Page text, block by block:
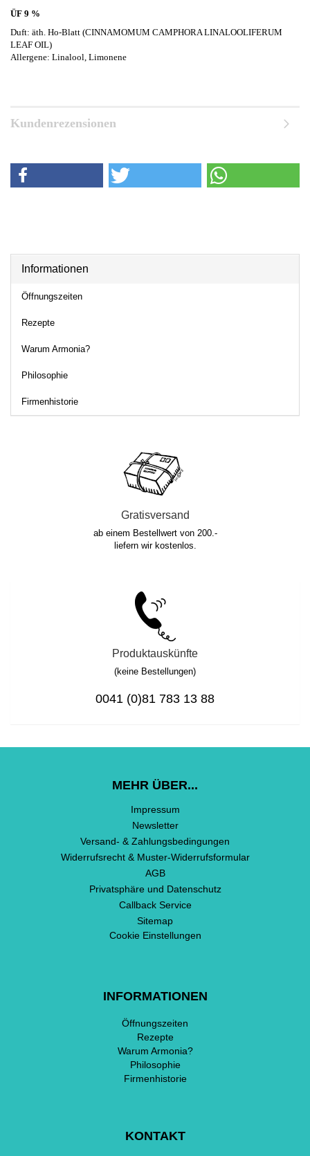
ÜF 9 %
Duft: äth. Ho-Blatt (CINNAMOMUM CAMPHORA LINALOOLIFERUM
LEAF OIL)
Allergene: Linalool, Limonene
Kundenrezensionen
Informationen
Öffnungszeiten
Rezepte
Warum Armonia?
Philosophie
Firmenhistorie
Gratisversand
ab einem Bestellwert von 200.-
liefern wir kostenlos.
Produktauskünfte
(keine Bestellungen)
0041 (0)81 783 13 88
MEHR ÜBER...
Impressum
Newsletter
Versand- & Zahlungsbedingungen
Widerrufsrecht & Muster-Widerrufsformular
AGB
Privatsphäre und Datenschutz
Callback Service
Sitemap
Cookie Einstellungen
INFORMATIONEN
Öffnungszeiten
Rezepte
Warum Armonia?
Philosophie
Firmenhistorie
KONTAKT